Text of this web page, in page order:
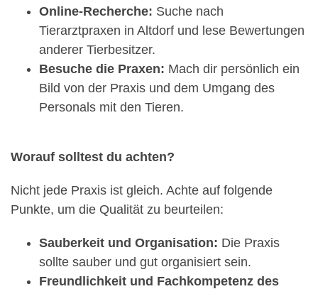
Online-Recherche: Suche nach
Tierarztpraxen in Altdorf und lese Bewertungen
anderer Tierbesitzer.
Besuche die Praxen: Mach dir persönlich ein
Bild von der Praxis und dem Umgang des
Personals mit den Tieren.
Worauf solltest du achten?
Nicht jede Praxis ist gleich. Achte auf folgende
Punkte, um die Qualität zu beurteilen:
Sauberkeit und Organisation: Die Praxis
sollte sauber und gut organisiert sein.
Freundlichkeit und Fachkompetenz des